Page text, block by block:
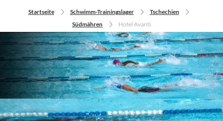
Startseite Schwimm-Trainingslager
Tschechien
Südmähren
Hotel Avanti